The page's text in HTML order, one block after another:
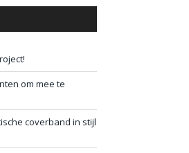
om mee te
coverband in stijl